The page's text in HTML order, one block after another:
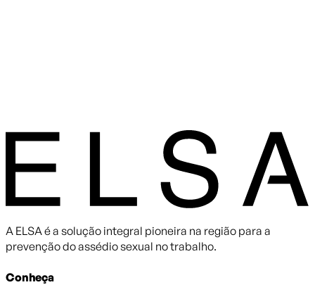
A ELSA é a solução integral pioneira na região para a
prevenção do assédio sexual no trabalho.
Conheça